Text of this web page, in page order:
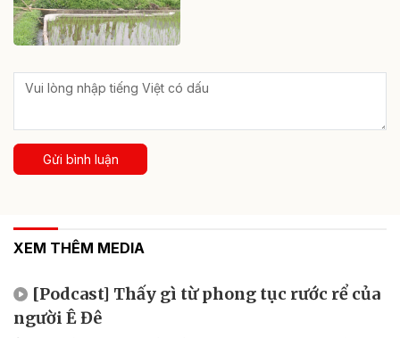
Gửi bình luận
XEM THÊM MEDIA
[Podcast] Thấy gì từ phong tục rước rể của
người Ê Đê